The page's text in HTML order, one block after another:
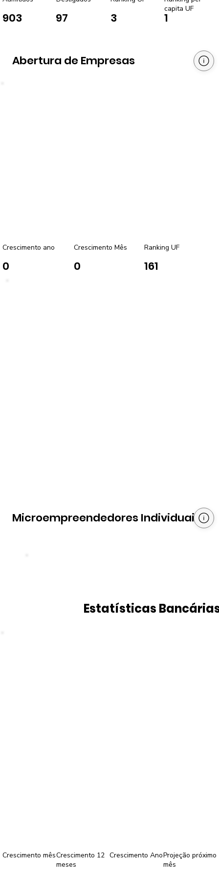
903 97 3 1
capita UF
Abertura de Empresas
0
Crescimento ano
0 161
Ranking UF
Crescimento Mês
Microempreendedores Individuais
Estatísticas
Crescimento mêsCrescimento 12
meses
Crescimento AnoProjeção próximo
mês